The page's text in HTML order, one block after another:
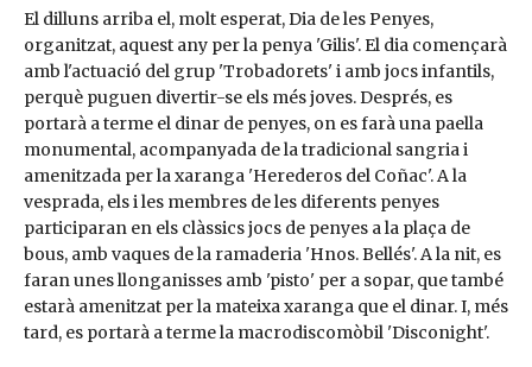
El dilluns arriba el, molt esperat, Dia de les Penyes,
organitzat, aquest any per la penya 'Gilis'. El dia començarà
amb l'actuació del grup 'Trobadorets' i amb jocs infantils,
perquè puguen divertir-se els més joves. Després, es
portarà a terme el dinar de penyes, on es farà una paella
monumental, acompanyada de la tradicional sangria i
amenitzada per la xaranga 'Herederos del Coñac'. A la
vesprada, els i les membres de les diferents penyes
participaran en els clàssics jocs de penyes a la plaça de
bous, amb vaques de la ramaderia 'Hnos. Bellés'. A la nit, es
faran unes llonganisses amb 'pisto' per a sopar, que també
estarà amenitzat per la mateixa xaranga que el dinar. I, més
tard, es portarà a terme la macrodiscomòbil 'Disconight'.